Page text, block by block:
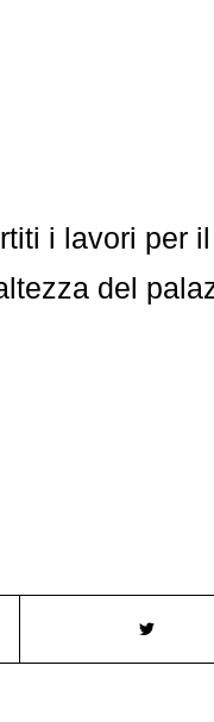
i lavori per
del